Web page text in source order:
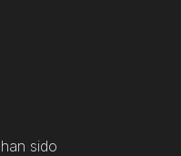
sido